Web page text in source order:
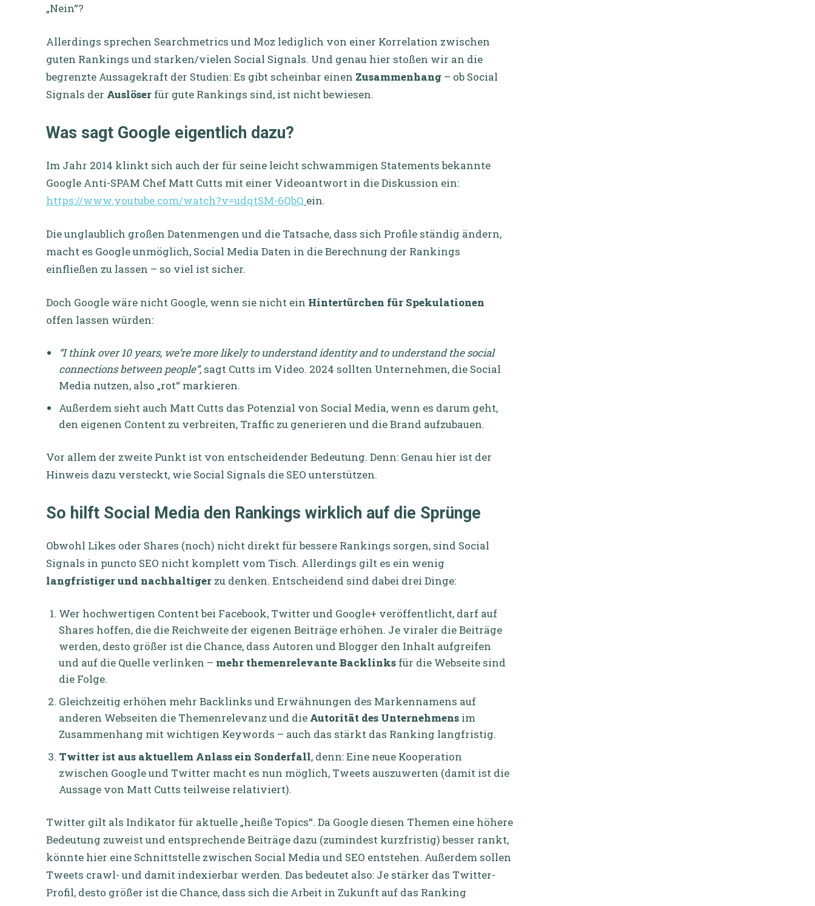
„Nein“?
Allerdings sprechen Searchmetrics und Moz lediglich von einer Korrelation zwischen
guten Rankings und starken/vielen Social Signals. Und genau hier stoßen wir an die
begrenzte Aussagekraft der Studien: Es gibt scheinbar einen Zusammenhang – ob Social
Signals der Auslöser für gute Rankings sind, ist nicht bewiesen.
Was sagt Google eigentlich dazu?
Im Jahr 2014 klinkt sich auch der für seine leicht schwammigen Statements bekannte
Google Anti-SPAM Chef Matt Cutts mit einer Videoantwort in die Diskussion ein:
https://www.youtube.com/watch?v=udqtSM-6QbQ ein.
Die unglaublich großen Datenmengen und die Tatsache, dass sich Profile ständig ändern,
macht es Google unmöglich, Social Media Daten in die Berechnung der Rankings
einfließen zu lassen – so viel ist sicher.
Doch Google wäre nicht Google, wenn sie nicht ein Hintertürchen für Spekulationen
offen lassen würden:
“I think over 10 years, we’re more likely to understand identity and to understand the social
connections between people”, sagt Cutts im Video. 2024 sollten Unternehmen, die Social
Media nutzen, also „rot“ markieren.
Außerdem sieht auch Matt Cutts das Potenzial von Social Media, wenn es darum geht,
den eigenen Content zu verbreiten, Traffic zu generieren und die Brand aufzubauen.
Vor allem der zweite Punkt ist von entscheidender Bedeutung. Denn: Genau hier ist der
Hinweis dazu versteckt, wie Social Signals die SEO unterstützen.
So hilft Social Media den Rankings wirklich auf die Sprünge
Obwohl Likes oder Shares (noch) nicht direkt für bessere Rankings sorgen, sind Social
Signals in puncto SEO nicht komplett vom Tisch. Allerdings gilt es ein wenig
langfristiger und nachhaltiger zu denken. Entscheidend sind dabei drei Dinge:
Wer hochwertigen Content bei Facebook, Twitter und Google+ veröffentlicht, darf auf
Shares hoffen, die die Reichweite der eigenen Beiträge erhöhen. Je viraler die Beiträge
werden, desto größer ist die Chance, dass Autoren und Blogger den Inhalt aufgreifen
und auf die Quelle verlinken – mehr themenrelevante Backlinks für die Webseite sind
die Folge.
Gleichzeitig erhöhen mehr Backlinks und Erwähnungen des Markennamens auf
anderen Webseiten die Themenrelevanz und die Autorität des Unternehmens im
Zusammenhang mit wichtigen Keywords – auch das stärkt das Ranking langfristig.
Twitter ist aus aktuellem Anlass ein Sonderfall, denn: Eine neue Kooperation
zwischen Google und Twitter macht es nun möglich, Tweets auszuwerten (damit ist die
Aussage von Matt Cutts teilweise relativiert).
Twitter gilt als Indikator für aktuelle „heiße Topics“. Da Google diesen Themen eine höhere
Bedeutung zuweist und entsprechende Beiträge dazu (zumindest kurzfristig) besser rankt,
könnte hier eine Schnittstelle zwischen Social Media und SEO entstehen. Außerdem sollen
Tweets crawl- und damit indexierbar werden. Das bedeutet also: Je stärker das Twitter-
Profil, desto größer ist die Chance, dass sich die Arbeit in Zukunft auf das Ranking